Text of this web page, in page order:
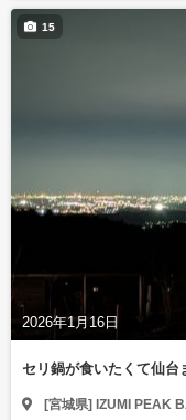
2026年1月16日
15
セリ鍋が食いたくて仙台
[宮城県] IZUMI PEAK